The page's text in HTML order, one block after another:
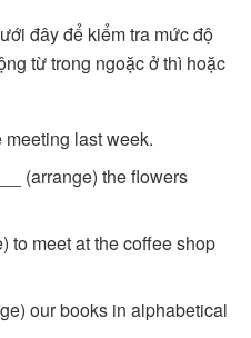
đây để kiểm tra mức độ
từ trong ngoặc ở thì hoặc
last week.
(arrange) the flowers
to meet at the coffee shop
our books in alphabetical